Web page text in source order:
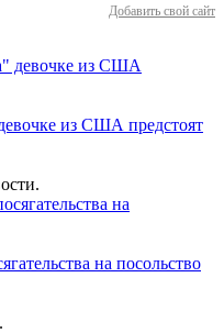
Добавить свой сайт
из США предстоят
на посольство